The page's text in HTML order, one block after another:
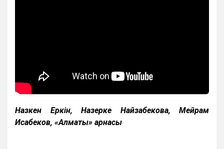
Назкен Еркін, Назерке Найзабекова, Мейрам
Исабеков, «Алматы» арнасы